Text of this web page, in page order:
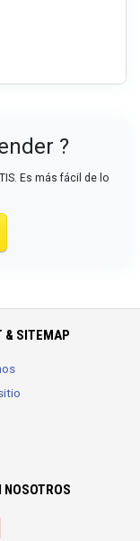
?
Es más fácil de lo
& SITEMAP
NOSOTROS